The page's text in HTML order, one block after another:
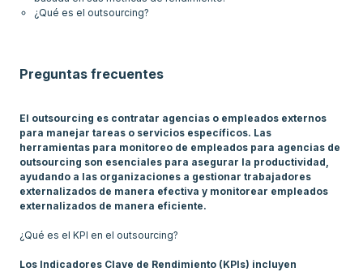
¿Qué es el outsourcing?
Preguntas frecuentes
El outsourcing es contratar agencias o empleados externos
para manejar tareas o servicios específicos. Las
herramientas para monitoreo de empleados para agencias de
outsourcing son esenciales para asegurar la productividad,
ayudando a las organizaciones a gestionar trabajadores
externalizados de manera efectiva y monitorear empleados
externalizados de manera eficiente.
¿Qué es el KPI en el outsourcing?
Los Indicadores Clave de Rendimiento (KPIs) incluyen